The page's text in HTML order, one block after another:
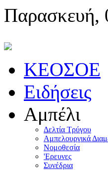
Παρασκευή,
KEOΣOE
Ειδήσεις
Αμπέλι
Δελτία Τρύγου
Αμπελουργικά
Nομοθεσία
'Eρευνες
Συνέδρια